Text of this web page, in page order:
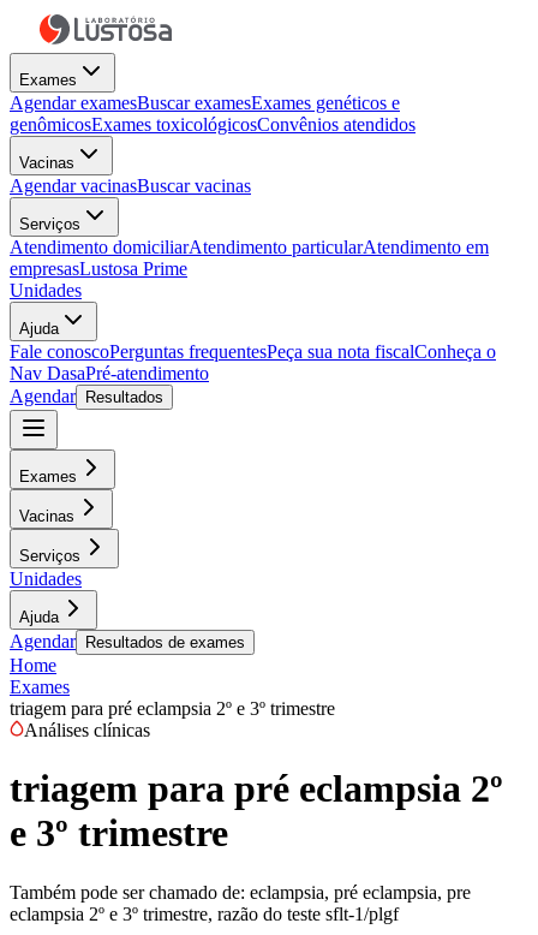
Exames
Agendar examesBuscar examesExames genéticos e
genômicosExames toxicológicosConvênios atendidos
Vacinas
Agendar vacinasBuscar vacinas
Serviços
Atendimento domiciliarAtendimento particularAtendimento em
empresasLustosa Prime
Unidades
Ajuda
Fale conoscoPerguntas frequentesPeça sua nota fiscalConheça o
Nav DasaPré-atendimento
Agendar
Resultados
Exames
Vacinas
Serviços
Unidades
Ajuda
Agendar Resultados de exames
Home
Exames
triagem para pré eclampsia 2º e 3º trimestre
Análises clínicas
triagem para pré eclampsia 2º
e 3º trimestre
Também pode ser chamado de: eclampsia, pré eclampsia, pre
eclampsia 2º e 3º trimestre, razão do teste sflt-1/plgf